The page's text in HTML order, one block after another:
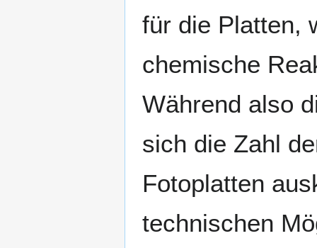
für die Platten,
chemische
Während also
sich die Zahl
Fotoplatten
technischen